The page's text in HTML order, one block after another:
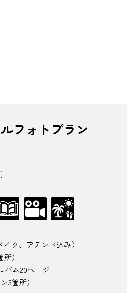
フォトプラン
ク、アテンド込み）
）
ム20ページ
3箇所）